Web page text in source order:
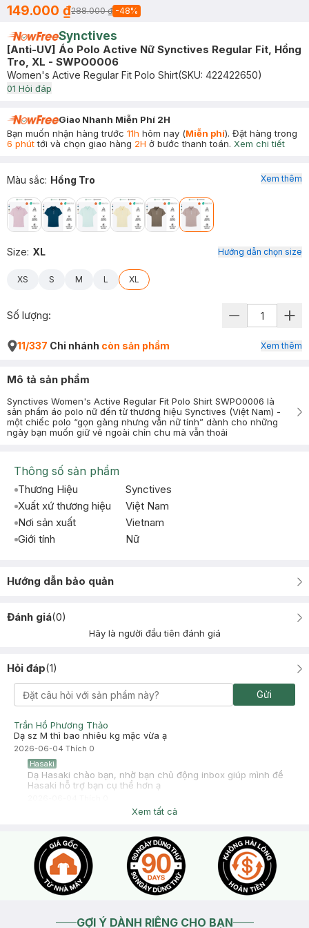
149.000 ₫288.000 ₫ -48%
Synctives
[Anti-UV] Áo Polo Active Nữ Synctives Regular Fit, Hồng
Tro, XL - SWPO0006
Women's Active Regular Fit Polo Shirt(SKU: 422422650)
01 Hỏi đáp
Giao Nhanh Miễn Phí 2H
Bạn muốn nhận hàng trước 11h hôm nay (Miễn phí). Đặt hàng trong
6 phúttới và chọn giao hàng 2H ở bước thanh toán. Xem chi tiết
Màu sắc: Hồng Tro
Size: XL Hướng dẫn chọn size
XS S M L XL
Xem thêm
Số lượng:
11/337 Chi nhánh còn sản phẩm Xem thêm
Mô tả sản phẩm
Synctives Women's Active Regular Fit Polo Shirt SWPO0006 là
sản phẩm áo polo nữ đến từ thương hiệu Synctives (Việt Nam) -
một chiếc polo “gọn gàng nhưng vẫn nữ tính” dành cho những
ngày bạn muốn giữ vẻ ngoài chỉn chu mà vẫn thoải
Thông số sản phẩm
Thương Hiệu
Synctives
Xuất xứ thương hiệu
Việt Nam
Nơi sản xuất
Vietnam
Giới tính
Nữ
Hướng dẫn bảo quản
Đánh giá(0)
Hãy là người đầu tiên đánh giá
Hỏi đáp(1)
Gửi
Trần Hồ Phương Thảo
Dạ sz M thì bao nhiêu kg mặc vừa ạ
2026-06-04 Thích 0
Hasaki
Dạ Hasaki chào bạn, nhờ bạn chủ động inbox giúp mình để
Hasaki hỗ trợ bạn cụ thể hơn ạ
Xem tất cả
GỢI Ý DÀNH RIÊNG CHO BẠN